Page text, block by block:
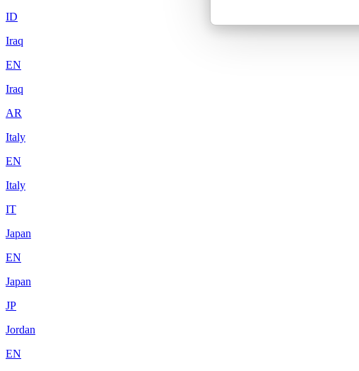
ID
Iraq
EN
Iraq
AR
Italy
EN
Italy
IT
Japan
EN
Japan
JP
Jordan
EN